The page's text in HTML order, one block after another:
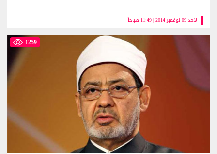
الاحد 09 نوفمبر 2014 | 11:49 صباحاً
1259